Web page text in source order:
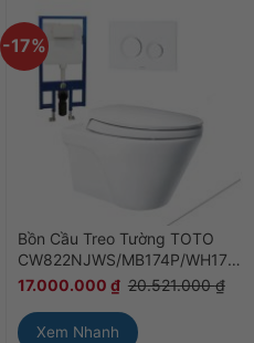
-17%
Bồn Cầu Treo Tường TOTO
CW822NJWS/MB174P/WH172A
17.000.000 ₫ 20.521.000₫
Xem Nhanh